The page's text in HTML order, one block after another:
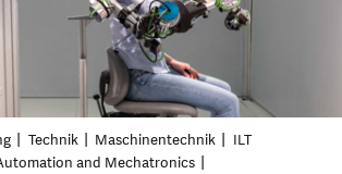
Technik Maschinentechnik
ILT
and Mechatronics